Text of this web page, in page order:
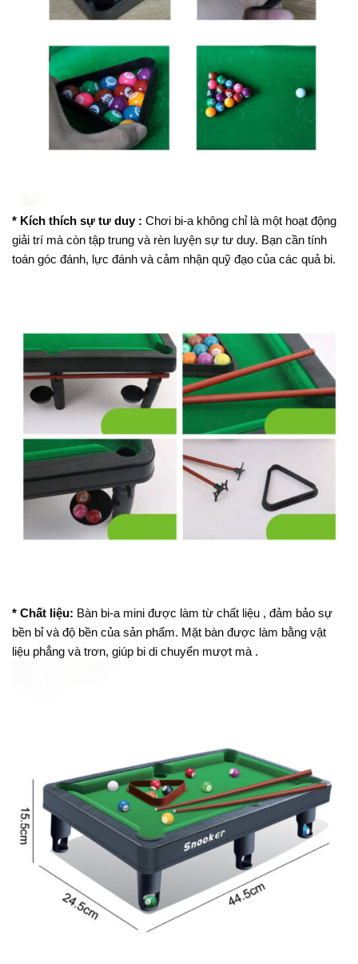
* Kích thích sự tư duy : Chơi bi-a không chỉ là một hoạt động
giải trí mà còn tập trung và rèn luyện sự tư duy. Bạn cần tính
toán góc đánh, lực đánh và cảm nhận quỹ đạo của các quả bi.
* Chất liệu: Bàn bi-a mini được làm từ chất liệu , đảm bảo sự
bền bỉ và độ bền của sản phẩm. Mặt bàn được làm bằng vật
liệu phẳng và trơn, giúp bi di chuyển mượt mà .